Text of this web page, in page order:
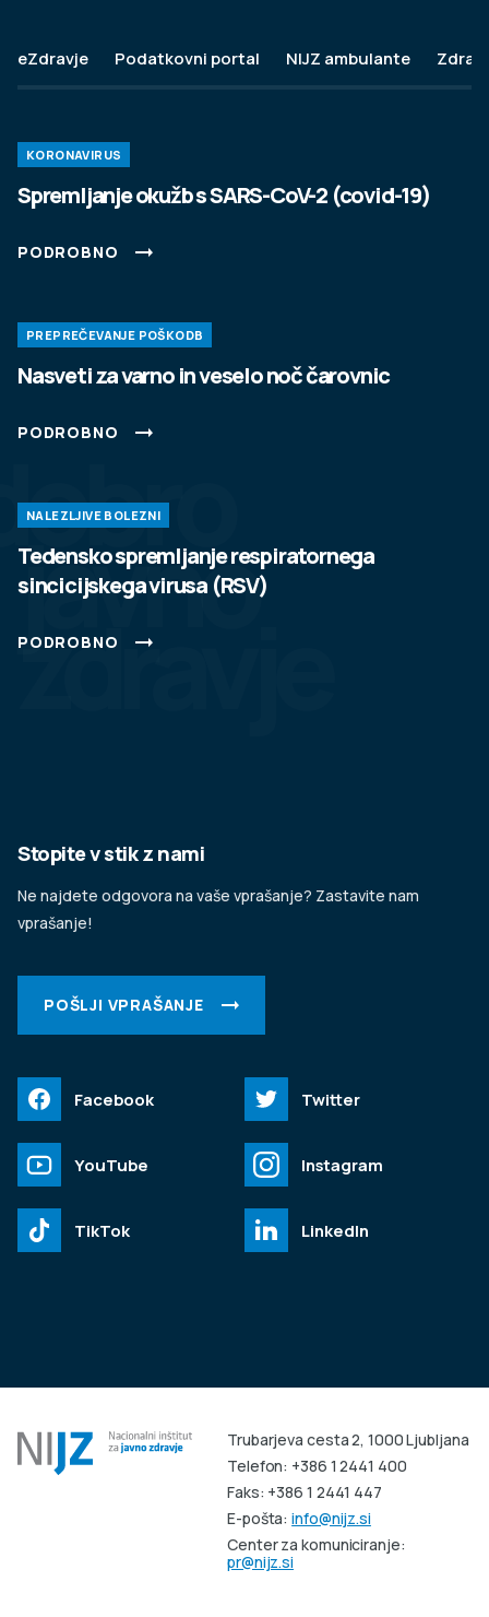
javno
zdravje
eZdravje Podatkovni portal NIJZ ambulante
KORONAVIRUS
Spremljanje okužb s SARS-CoV-2 (covid-19)
PODROBNO
PREPREČEVANJE POŠKODB
Nasveti za varno in veselo noč čarovnic
PODROBNO
NALEZLJIVE BOLEZNI
Tedensko spremljanje respiratornega
sincicijskega virusa (RSV)
PODROBNO
Trubarjeva cesta 2, 1000 Ljubljana
Telefon: +386 1 2441 400
Faks: +386 1 2441 447
E-pošta:info@nijz.si
Center za komuniciranje:
pr@nijz.si
Stopite v stik z nami
Ne najdete odgovora na vaše vprašanje? Zastavite nam
vprašanje!
POŠLJI VPRAŠANJE
Facebook Twitter
YouTube Instagram
TikTok LinkedIn